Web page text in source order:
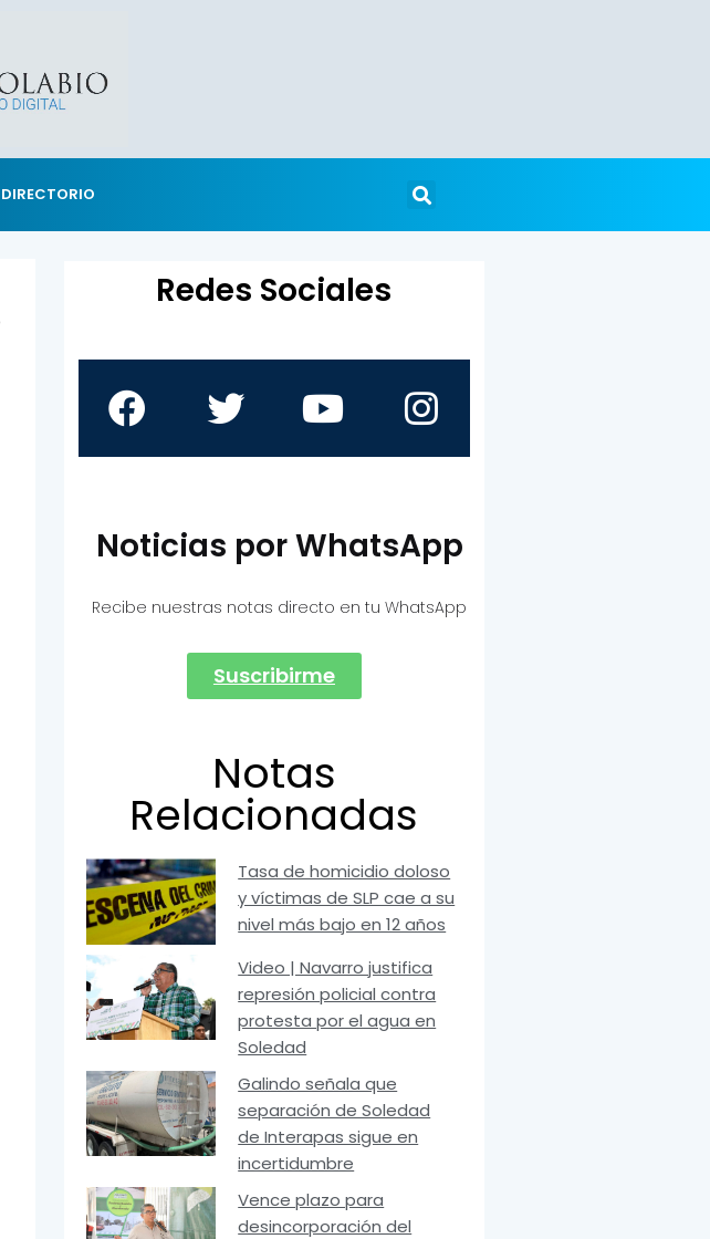
DIRECTORIO
Redes Sociales
Noticias por WhatsApp
Recibe nuestras notas directo en tu WhatsApp
Suscribirme
Notas
Relacionadas
Tasa de homicidio doloso
y víctimas de SLP cae a su
nivel más bajo en 12 años
Video | Navarro justifica
represión policial contra
protesta por el agua en
Soledad
Galindo señala que
separación de Soledad
de Interapas sigue en
incertidumbre
Vence plazo para
desincorporación del